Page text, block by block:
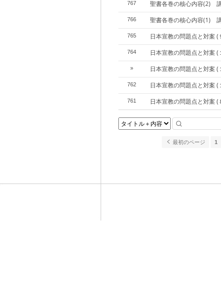
767 聖書各巻の核心内容(2)
766 聖書各巻の核心内容(1)
765 日本宣教の問題点と対案 (
764 日本宣教の問題点と対案 (
» 日本宣教の問題点と対案 (
762 日本宣教の問題点と対案 (
761 日本宣教の問題点と対案 (
最初のページ 1